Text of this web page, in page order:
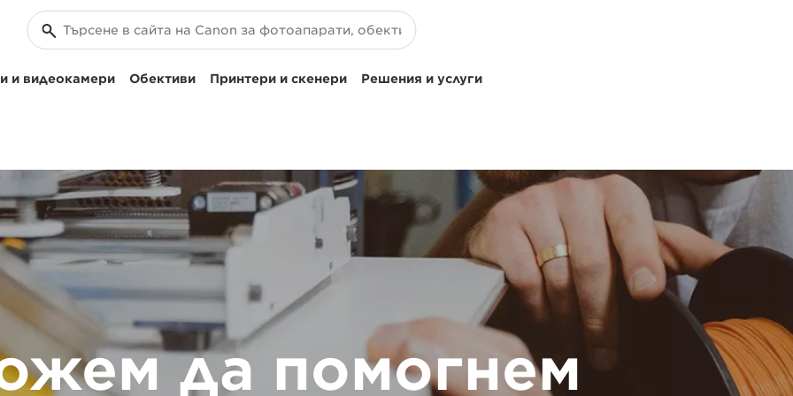
и видеокамери Обективи Принтери и скенери Решения и услуги
да помогнем